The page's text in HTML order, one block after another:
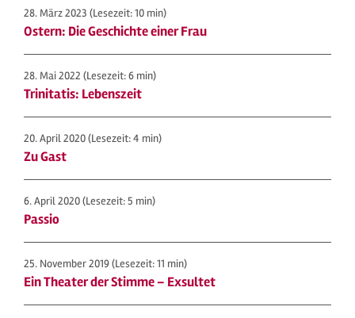
28. März 2023 (Lesezeit: 10 min)
Ostern: Die Geschichte einer Frau
28. Mai 2022 (Lesezeit: 6 min)
Trinitatis: Lebenszeit
20. April 2020(Lesezeit: 4 min)
Zu Gast
6. April 2020(Lesezeit: 5 min)
Passio
25. November 2019(Lesezeit: 11 min)
Ein Theater der Stimme – Exsultet